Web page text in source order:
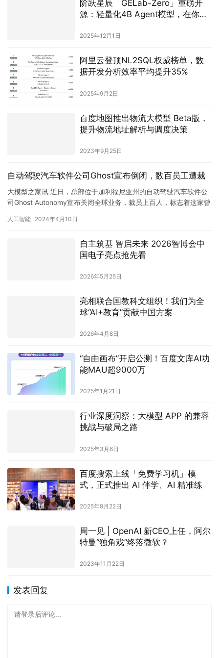
阶跃星辰「GELab-Zero」重磅开
源：轻量化4B Agent模型，在你的
2025年12月1日
阿里云登顶NL2SQL权威榜单，数
据开发分析效率平均提升35%
2025年9月2日
百度地图推出物流大模型 Beta版，
提升物流地址解析与调度决策
2023年9月25日
自动驾驶汽车软件公司Ghost宣布倒闭，数百员工遭裁
大模型之家讯 近日，总部位于加利福尼亚州的自动驾驶汽车软件公
司Ghost Autonomy宣布关闭全球业务，裁员上百人，标志着这家曾
人工智能 2024年4月10日
自主筑基 智启未来 2026智博会中
国电子亮点抢先看
2026年5月25日
亮相联合国教科文组织！我们为全
球“AI+教育”贡献中国方案
2026年4月8日
“自由画布”开启公测！百度文库AI功
能MAU超9000万
2025年1月21日
行业深度洞察：大模型 APP 的兼容
挑战与破局之路
2025年3月6日
百度搜索上线「免费学习机」模
式，正式推出 AI 伴学、AI 精准练
2025年9月22日
周一见 | OpenAI 新CEO上任，阿尔
特曼“独角戏”终落微软？
2023年11月22日
发表回复
请登录后评论...